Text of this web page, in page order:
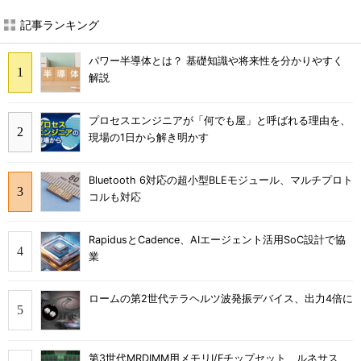
記事ランキング
パワー半導体とは？ 基礎知識や将来性を分かりやすく
解説
プロセスエンジニアが「何でも屋」と呼ばれる理由を、
現場の1日から解き明かす
Bluetooth 6対応の超小型BLEモジュール、マルチプロト
コルも対応
RapidusとCadence、AIエージェント活用SoC設計で協
業
ロームの第2世代テラヘルツ波発振デバイス、出力4倍に
第3世代MRDIMM用メモリI/Fチップセット、ルネサス